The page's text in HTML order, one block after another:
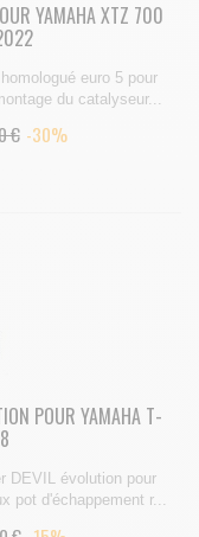
YAMAHA XTZ 700
euro 5 pour
du catalyseur...
€ -30%
POUR YAMAHA T-
DEVIL évolution pour
pot d'échappement r...